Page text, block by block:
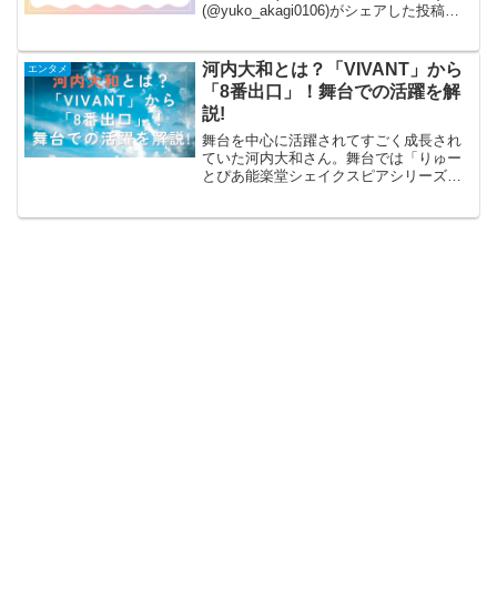
(@yuko_akagi0106)がシェアした投稿テ
的な気象予報士さんです...
エンタメ
河内大和とは？「VIVANT」から
「8番出口」！舞台での活躍を解
説!
舞台を中心に活躍されてすごく成長され
ていた河内大和さん。舞台では「りゅー
とぴあ能楽堂シェイクスピアシリーズ」